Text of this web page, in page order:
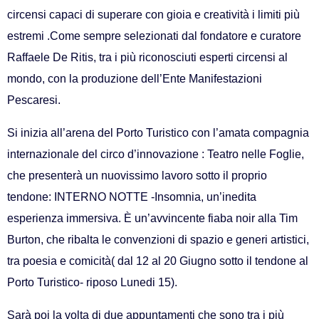
circensi capaci di superare con gioia e creatività i limiti più
estremi .Come sempre selezionati dal fondatore e curatore
Raffaele De Ritis, tra i più riconosciuti esperti circensi al
mondo, con la produzione dell’Ente Manifestazioni
Pescaresi.
Si inizia all’arena del Porto Turistico con l’amata compagnia
internazionale del circo d’innovazione : Teatro nelle Foglie,
che presenterà un nuovissimo lavoro sotto il proprio
tendone: INTERNO NOTTE -Insomnia, un’inedita
esperienza immersiva. È un’avvincente fiaba noir alla Tim
Burton, che ribalta le convenzioni di spazio e generi artistici,
tra poesia e comicità( dal 12 al 20 Giugno sotto il tendone al
Porto Turistico- riposo Lunedi 15).
Sarà poi la volta di due appuntamenti che sono tra i più